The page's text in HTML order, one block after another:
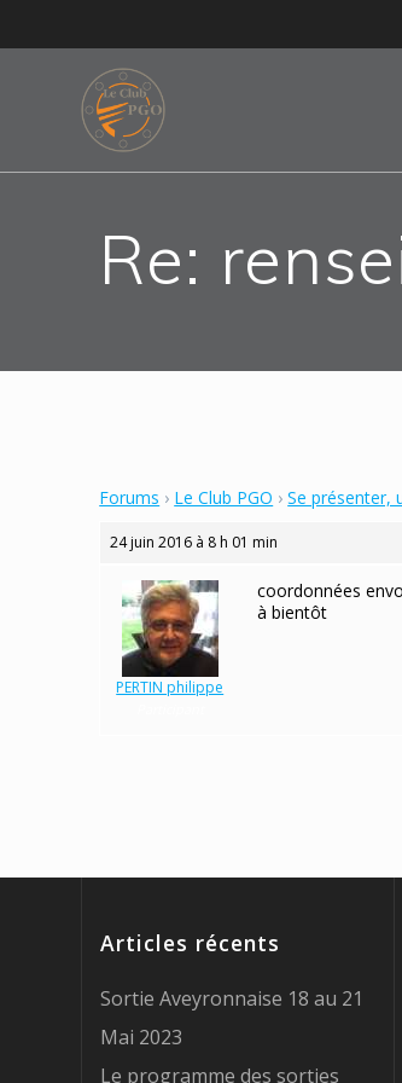
to
Re:
Forums › Le Club PGO › Se présenter,
24 juin 2016 à 8 h 01 min
PERTIN philippe
coordonnées
à bientôt
Articles récents
Sortie Aveyronnaise 18 au 21
Mai 2023
Le programme des sorties